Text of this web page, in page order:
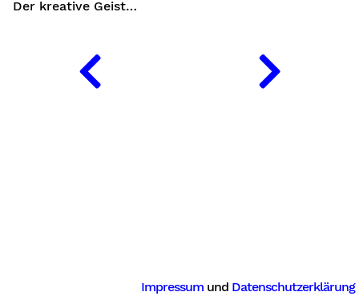
Der kreative Geist…
Impressum und Datenschutzerklärung